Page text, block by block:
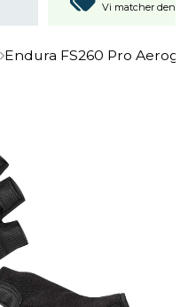
Vi matcher den
Endura FS260 Pro